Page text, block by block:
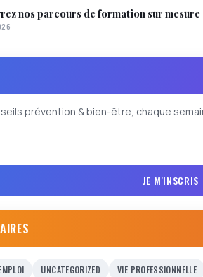
nos parcours de formation sur mesure
prévention & bien-être, chaque
JE M'INSCRIS
UNCATEGORIZED VIE PROFESSIONNELLE